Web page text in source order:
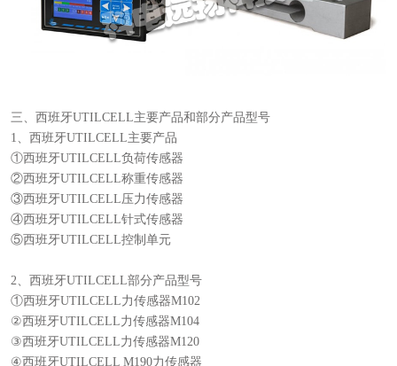
三、西班牙UTILCELL主要产品和部分产品型号
1、西班牙UTILCELL主要产品
①西班牙UTILCELL负荷传感器
②西班牙UTILCELL称重传感器
③西班牙UTILCELL压力传感器
④西班牙UTILCELL针式传感器
⑤西班牙UTILCELL控制单元
2、西班牙UTILCELL部分产品型号
①西班牙UTILCELL力传感器M102
②西班牙UTILCELL力传感器M104
③西班牙UTILCELL力传感器M120
④西班牙UTILCELL M190力传感器